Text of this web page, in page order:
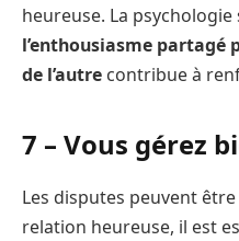
heureuse. La
l’enthousiasme partagé
de l’autre contribue à
7 – Vous gérez
Les disputes peuvent
relation heureuse, il est